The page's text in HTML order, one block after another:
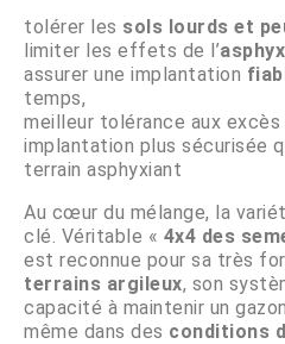
tolérer les sols lourds et
limiter les effets de l’
assurer une implantation
temps,
meilleur tolérance aux excès
implantation plus sécurisée
terrain asphyxiant
Au cœur du mélange, la
clé. Véritable « 4x4 des
est reconnue pour sa très
terrains argileux, son
capacité à maintenir un
même dans des conditions